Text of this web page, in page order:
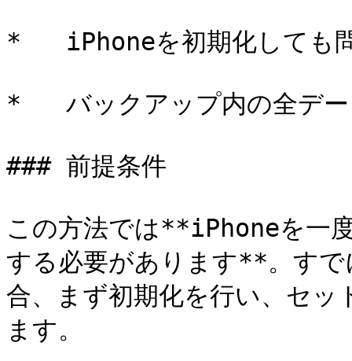
*   iPhoneを初期化しても
*   バックアップ内の全デー
### 前提条件
この方法では**iPhoneを一
する必要があります**。す
合、まず初期化を行い、セッ
ます。